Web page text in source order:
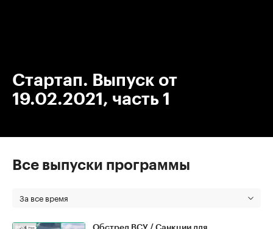
Стартап. Выпуск от
19.02.2021, часть 1
Все выпуски программы
За все время